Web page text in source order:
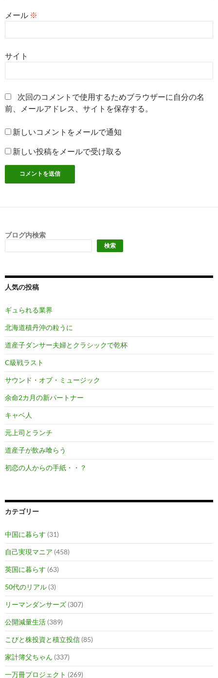
メール ※
サイト
次回のコメントで使用するためブラウザーに自分の名
前、メールアドレス、サイトを保存する。
新しいコメントをメールで通知
新しい投稿をメールで受け取る
ブログ内検索
検索
人気の投稿
ギュられる業界
北海道積丹沖の粒うに
道産子ダンサー夫婦とクラシックで乾杯
C級戦ラスト
サウンド・オブ・ミュージック
余命2カ月の新パートナー
キャベ人
元上司とランチ
道産子が飲み喰らう
初恋の人からの手紙・・？
カテゴリー
中国に暮らす (31)
自己実現マニア (458)
英国に暮らす (63)
50代のリアル (3)
リーマンダンサーズ (307)
公開減量生活 (389)
こびと株投資と積立投信 (85)
家計簿父ちゃん (337)
一万冊プロジェクト (269)